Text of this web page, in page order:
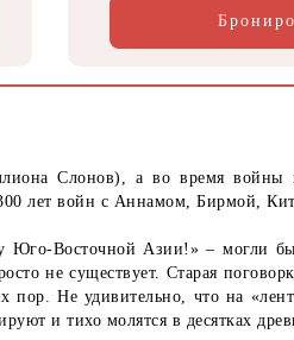
Слонов), а во время войны
300 лет войн с Аннамом, Бирмой,
Юго-Восточной Азии!» – могли
не существует. Старая
пор. Не удивительно, что на
и тихо молятся в десятках